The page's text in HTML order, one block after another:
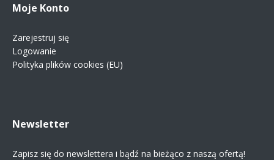
Moje Konto
Zarejestruj się
Logowanie
Polityka plików cookies (EU)
Newsletter
Zapisz się do newslettera i bądź na bieżąco z naszą ofertą!